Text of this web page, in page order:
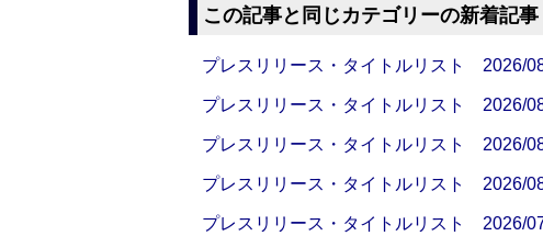
この記事と同じカテゴリーの新着記事
プレスリリース・タイトルリスト 2026/
プレスリリース・タイトルリスト 2026/
プレスリリース・タイトルリスト 2026/
プレスリリース・タイトルリスト 2026/
プレスリリース・タイトルリスト 2026/